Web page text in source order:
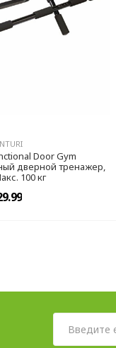
Door Gym
дверной тренажер,
100 кг